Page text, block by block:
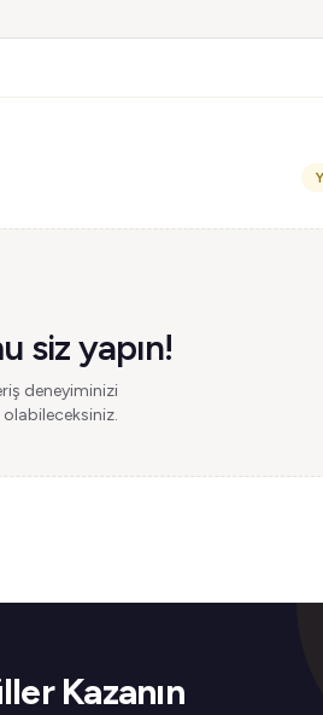
siz yapın!
deneyiminizi
olabileceksiniz.
Kazanın